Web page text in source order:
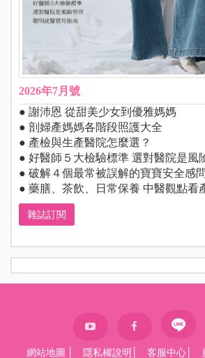
2026年7月號
● 謝沛恩 從甜美少女到優雅媽媽
● 剖婦產媽媽各階段照護大全
● 產檢與生產醫院怎麼選？
● 好醫師５大檢驗標準 選對醫院是風
● 破解４個最常被誤解的寶寶安全感
● 藥膳、茶飲、日常保養 中醫觀點看
雜誌訂閱
網站地圖 隱私權說明 客服中心